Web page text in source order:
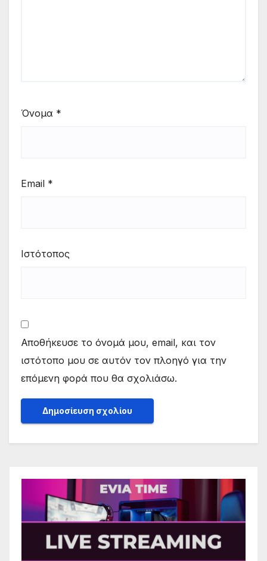
Όνομα *
Email *
Ιστότοπος
Αποθήκευσε το όνομά μου, email, και τον
ιστότοπο μου σε αυτόν τον πλοηγό για την
επόμενη φορά που θα σχολιάσω.